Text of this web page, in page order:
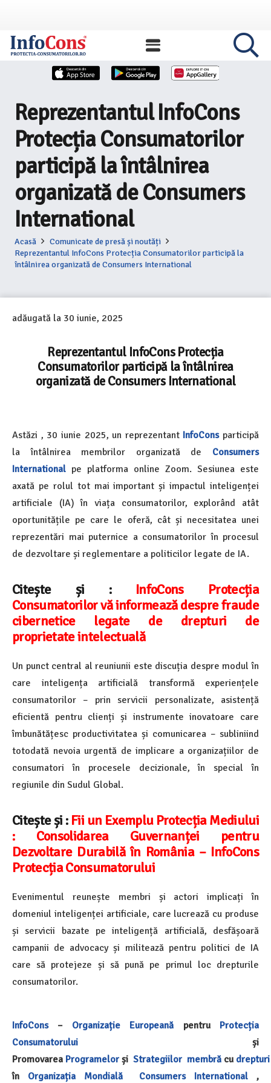
Reprezentantul InfoCons
Protecția Consumatorilor
participă la întâlnirea
organizată de Consumers
International
Acasă
Comunicate de presă și noutăți
Reprezentantul InfoCons Protecția Consumatorilor participă la
întâlnirea organizată de Consumers International
adăugată la 30 iunie, 2025
Reprezentantul InfoCons Protecția
Consumatorilor participă la întâlnirea
organizată de Consumers International
Astăzi , 30 iunie 2025, un reprezentant InfoConsparticipă
la întâlnirea membrilor organizată de Consumers
International pe platforma online Zoom. Sesiunea este
axată pe rolul tot mai important și impactul inteligenței
artificiale (IA) în viața consumatorilor, explorând atât
oportunitățile pe care le oferă, cât și necesitatea unei
reprezentări mai puternice a consumatorilor în procesul
de dezvoltare și reglementare a politicilor legate de IA.
Citește și :
InfoCons Protecția
Consumatorilor vă informează despre fraude
cibernetice legate de drepturi de
proprietate intelectuală
Un punct central al reuniunii este discuția despre modul în
care inteligența artificială transformă experiențele
consumatorilor – prin servicii personalizate, asistență
eficientă pentru clienți și instrumente inovatoare care
îmbunătățesc productivitatea și comunicarea – subliniind
totodată nevoia urgentă de implicare a organizațiilor de
consumatori în procesele decizionale, în special în
regiunile din Sudul Global.
Citește și : Fii un Exemplu Protecția Mediului
: Consolidarea Guvernanței pentru
Dezvoltare Durabilă în România – InfoCons
Protecția Consumatorului
Evenimentul reunește membri și actori implicați în
domeniul inteligenței artificiale, care lucrează cu produse
și servicii bazate pe inteligență artificială, desfășoară
campanii de advocacy și militează pentru politici de IA
care să protejeze și să pună pe primul loc drepturile
consumatorilor.
InfoCons– Organizație Europeană pentru Protecția
Consumatorului și
Promovarea Programelor și Strategiilor membră cu drepturi
în Organizația Mondială Consumers International ,